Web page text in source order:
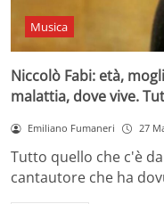
Musica
Niccolò Fabi: età,
malattia, dove vive.
Emiliano Fumaneri 27
Tutto quello che c'è
cantautore che ha